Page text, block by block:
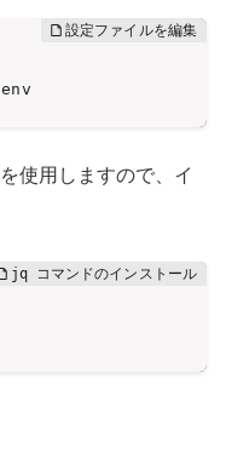
使用しますので、イ